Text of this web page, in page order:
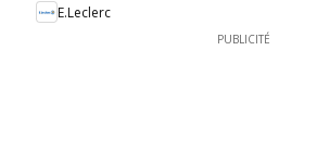
E.Leclerc
PUBLICITÉ